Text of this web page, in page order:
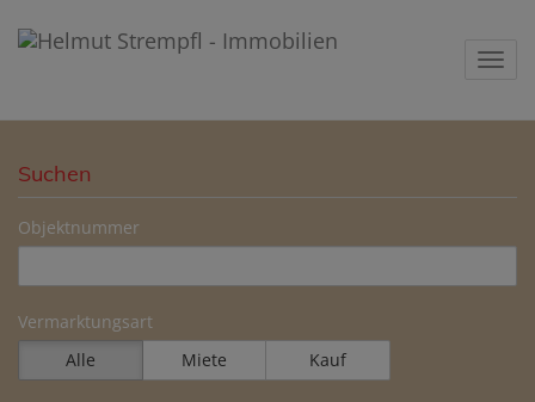
Suchen
Objektnummer
Vermarktungsart
Alle
Miete Kauf